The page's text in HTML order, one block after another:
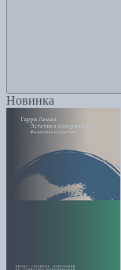
Новинка